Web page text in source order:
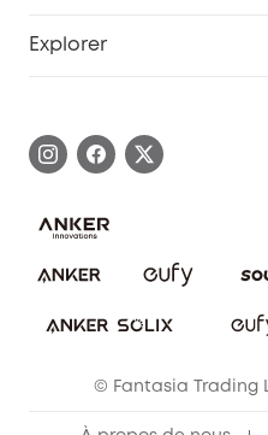
Annuler la commande
Explorer
Communauté eufy
© Fantasia Trading